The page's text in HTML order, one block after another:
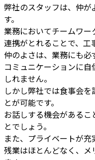
弊社のスタッフは、仲が
す。
業務においてチームワー
連携がとれることで、工
仲のよさは、業務にも必
コミュニケーションに
しれません。
しかし弊社では食事会
とが可能です。
お話しする機会がある
とでしょう。
また、プライベートが充
残業はほとんどなく、メ